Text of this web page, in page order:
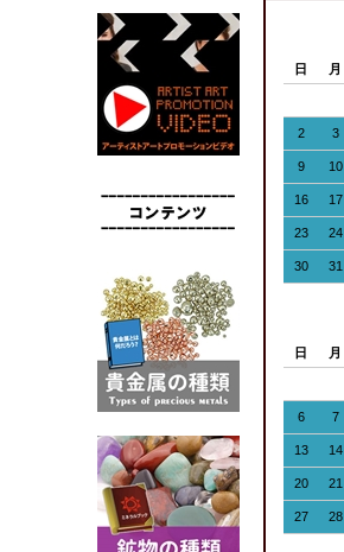
日 月
2 3
9 10
16 17
23 24
30 31
日 月
6 7
13 14
20 21
27 28